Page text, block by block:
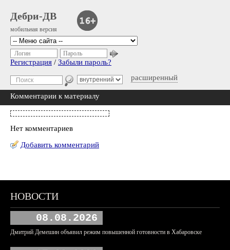
Дебри-ДВ
мобильная версия
расширенный
Логин Пароль
Регистрация / Забыли пароль?
Комментарии к материалу
Нет комментариев
Добавить комментарий
НОВОСТИ
08.08.2026
Дмитрий Демешин объявил режим повышенной готовности в Хабаровске